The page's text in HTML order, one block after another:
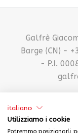
Galfrè
Barge (CN) -
- P.I.
italiano
Utilizziamo i cookie
Potremmo posizionarli